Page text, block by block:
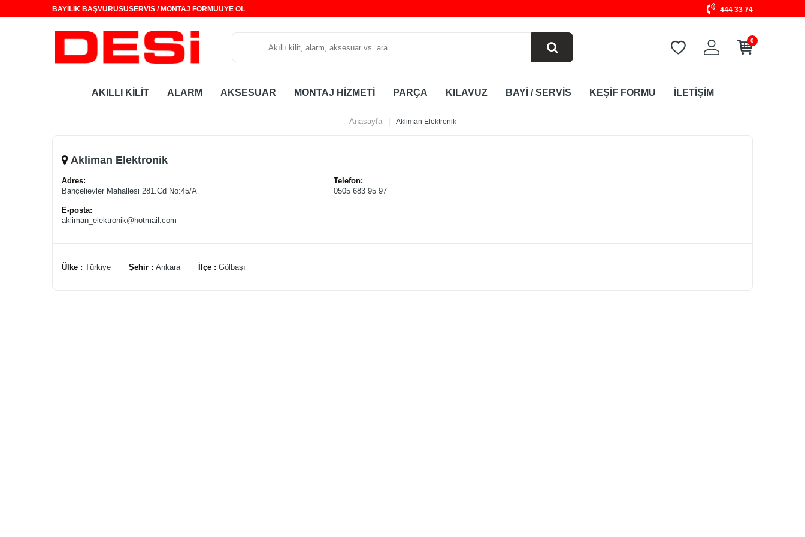
BAYİLİK BAŞVURUSUSERVİS / MONTAJ FORMUÜYE OL 444 33 74
0
AKILLI KİLİT ALARM AKSESUAR MONTAJ HİZMETİ PARÇA KILAVUZ BAYİ / SERVİS KEŞİF FORMU İLETİŞİM
Anasayfa Akliman Elektronik
Akliman Elektronik
Adres:
Bahçelievler Mahallesi 281.Cd No:45/A
Telefon:
0505 683 95 97
E-posta:
akliman_elektronik@hotmail.com
Ülke : Türkiye Şehir : Ankara İlçe : Gölbaşı